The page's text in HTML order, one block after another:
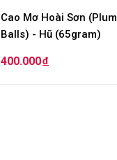
Cao Mơ Hoài Sơn (Plum
Balls) - Hũ (65gram)
400.000đ